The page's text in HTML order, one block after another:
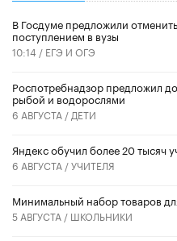
В Госдуме предложили
поступлением в вузы
10:14 / ЕГЭ И ОГЭ
Роспотребнадзор предложил
рыбой и водорослями
6 АВГУСТА / ДЕТИ
​Яндекс обучил более 20 тысяч
6 АВГУСТА /УЧИТЕЛЯ
Минимальный набор товаров
5 АВГУСТА / ШКОЛЬНИКИ